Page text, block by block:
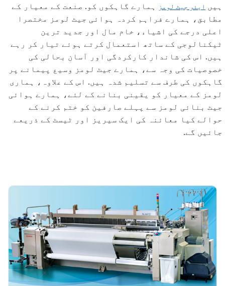
ہیں ایئر جیٹ لومز
ہمارے گاہکوں کو. صنعت کے معیار کے
مطابق، ہمارے فراہم کردہ ہوائی جیٹ لومز مختصرا
اعلی درجے کی اشیاء، خام مال اور جدید ترین
ٹیکنالوجی کے ساتھ استعمال کرتے ہوئے تیار کر رہے
ہیں. اس کی شاندار کارکردگی اور آسان بحالی کی
خصوصیات کی وجہ سے، ہمارے جیٹ لومز وسیع پیمانے پر
گاہکوں کی طرف سے تسلیم شدہ ہیں. اس کے علاوہ، ہماری
لومز کے معیار کو یقینی بنانے کے لئے، ہمارے ہوائی
جیٹ بنائی لومز سے پہلے صارفین کو ختم کرنے کے
حوالے کیا معائنہ کی ایک سیریز اور ٹیسٹ کے ذریعے
جائیں گے.